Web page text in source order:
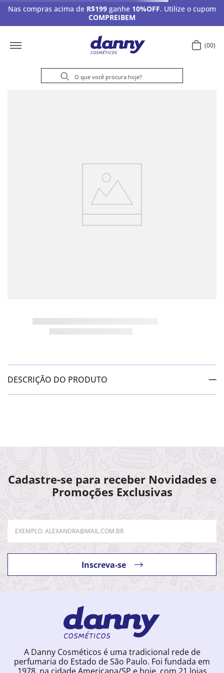
Nas compras acima de R$199 ganhe 10%OFF. Utilize o cupom
COMPREIBEM
00
DESCRIÇÃO DO PRODUTO
Cadastre-se para receber Novidades e
Promoções Exclusivas
Inscreva-se
A Danny Cosméticos é uma tradicional rede de
perfumaria do Estado de São Paulo. Foi fundada em